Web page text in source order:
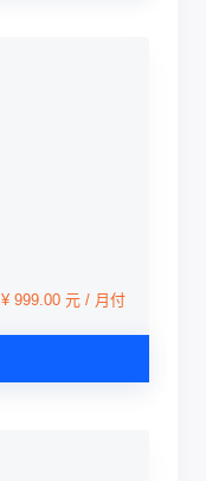
¥ 999.00 元 / 月付